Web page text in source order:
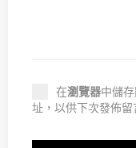
在瀏覽器中儲
址，以供下次發佈留